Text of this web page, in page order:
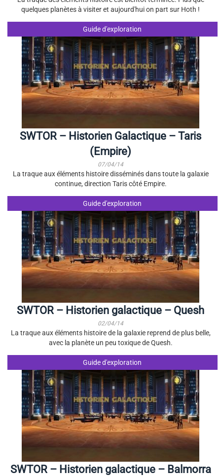
quelques planètes à visiter et aujourd'hui on part sur Hoth !
Guide d'exploration
SWTOR – Historien Galactique – Taris
(Empire)
07/04/14
La traque aux éléments histoire disséminés dans toute la galaxie
continue, direction Taris côté Empire.
Guide d'exploration
SWTOR – Historien galactique – Quesh
02/04/14
La traque aux éléments histoire de la galaxie reprend de plus belle,
avec la planète un peu toxique de Quesh.
Guide d'exploration
SWTOR – Historien galactique – Balmorra